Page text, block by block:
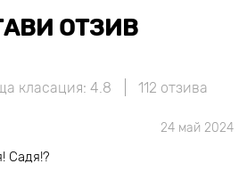
ОТЗИВ
класация: 4.8 112 отзива
24 май 2024
Садя!?